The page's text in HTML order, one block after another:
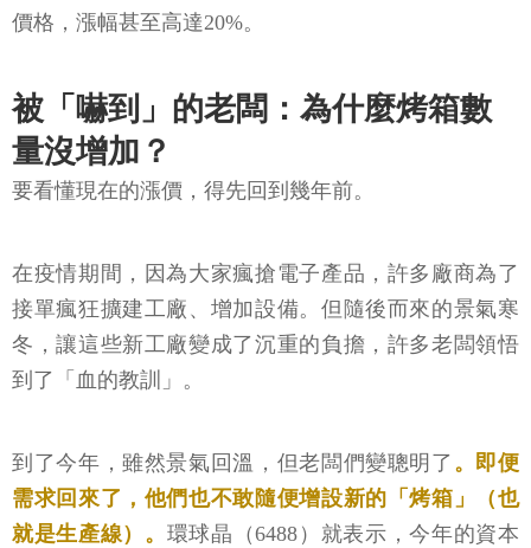
價格，漲幅甚至高達20%。
被「嚇到」的老闆：為什麼烤箱數
量沒增加？
要看懂現在的漲價，得先回到幾年前。
在疫情期間，因為大家瘋搶電子產品，許多廠商為了
接單瘋狂擴建工廠、增加設備。但隨後而來的景氣寒
冬，讓這些新工廠變成了沉重的負擔，許多老闆領悟
到了「血的教訓」。
到了今年，雖然景氣回溫，但老闆們變聰明了 。即便
需求回來了，他們也不敢隨便增設新的「烤箱」（也
就是生產線）。 環球晶（6488）就表示，今年的資本